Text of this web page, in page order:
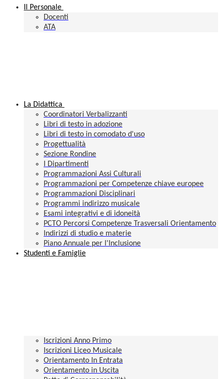
Il Personale
Docenti
ATA
La Didattica
Coordinatori Verbalizzanti
Libri di testo in adozione
Libri di testo in comodato d'uso
Progettualità
Sezione Rondine
I Dipartimenti
Programmazioni Assi Culturali
Programmazioni per Competenze chiave europee
Programmazioni Disciplinari
Programmi indirizzo musicale
Esami integrativi e di idoneità
PCTO Percorsi Competenze Trasversali Orientamento
Indirizzi di studio e materie
Piano Annuale per l'Inclusione
Studenti e Famiglie
Iscrizioni Anno Primo
Iscrizioni Liceo Musicale
Orientamento In Entrata
Orientamento in Uscita